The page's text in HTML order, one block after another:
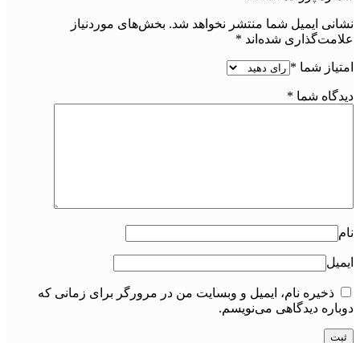
نشانی ایمیل شما منتشر نخواهد شد. بخش‌های موردنیاز
علامت‌گذاری شده‌اند *
امتیاز شما *
دیدگاه شما *
نام
ایمیل
ذخیره نام، ایمیل و وبسایت من در مرورگر برای زمانی که
دوباره دیدگاهی می‌نویسم.